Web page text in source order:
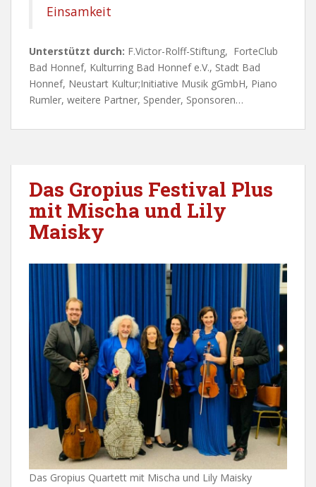
Einsamkeit
Unterstützt durch: F.Victor-Rolff-Stiftung, ForteClub
Bad Honnef, Kulturring Bad Honnef e.V., Stadt Bad
Honnef, Neustart Kultur;Initiative Musik gGmbH, Piano
Rumler, weitere Partner, Spender, Sponsoren…
Das Gropius Festival Plus
mit Mischa und Lily
Maisky
Das Gropius Quartett mit Mischa und Lily Maisky